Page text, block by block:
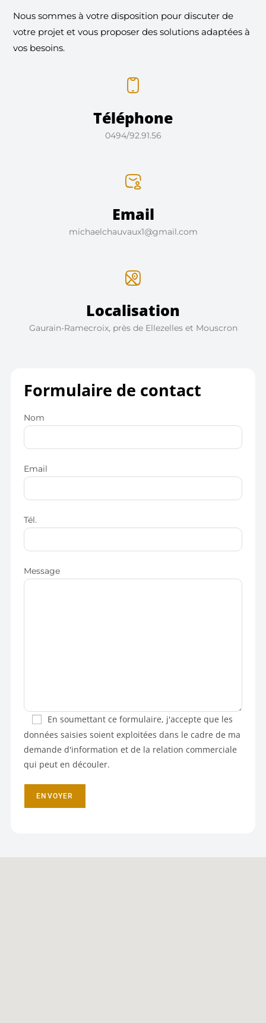
Nous sommes à votre disposition pour discuter de
votre projet et vous proposer des solutions adaptées à
vos besoins.
Téléphone
0494/92.91.56
Email
michaelchauvaux1@gmail.com
Localisation
Gaurain-Ramecroix, près de Ellezelles et Mouscron
Formulaire de contact
Nom
Email
Tél.
Message
En soumettant ce formulaire, j'accepte que les
données saisies soient exploitées dans le cadre de ma
demande d'information et de la relation commerciale
qui peut en découler.